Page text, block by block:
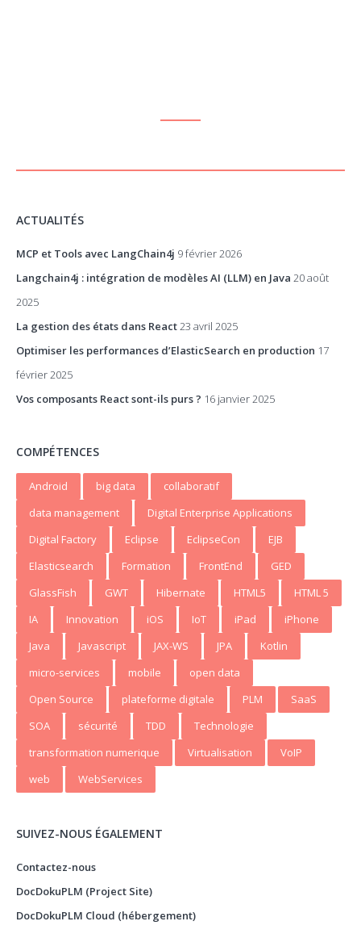
ACTUALITÉS
MCP et Tools avec LangChain4j 9 février 2026
Langchain4j : intégration de modèles AI (LLM) en Java 20 août
2025
La gestion des états dans React 23 avril 2025
Optimiser les performances d’ElasticSearch en production 17
février 2025
Vos composants React sont-ils purs ? 16 janvier 2025
COMPÉTENCES
Android big data
collaboratif
data management
Digital Enterprise Applications
Digital Factory
Eclipse EclipseCon
EJB
Elasticsearch
Formation FrontEnd
GED
GlassFish
GWT Hibernate HTML5
HTML 5
IA
Innovation iOS IoT iPad
iPhone
Java
Javascript JAX-WS JPA
Kotlin
micro-services
mobile
open data
Open Source
plateforme digitale PLM
SaaS
SOA
sécurité TDD
Technologie
transformation numerique
Virtualisation
VoIP
web
WebServices
SUIVEZ-NOUS ÉGALEMENT
Contactez-nous
DocDokuPLM (Project Site)
DocDokuPLM Cloud (hébergement)